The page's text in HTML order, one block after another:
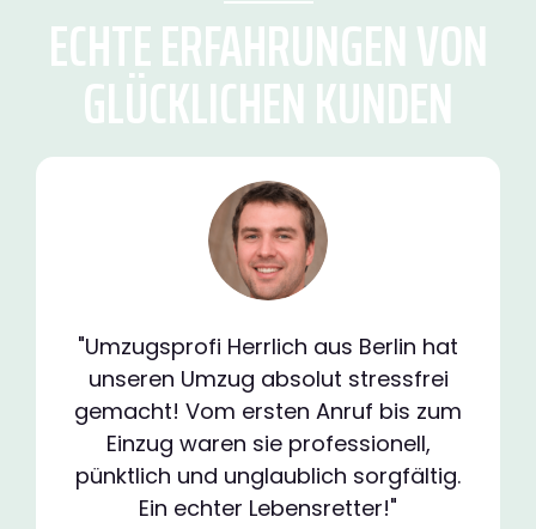
ECHTE ERFAHRUNGEN VON
GLÜCKLICHEN KUNDEN
"Umzugsprofi Herrlich aus Berlin hat
unseren Umzug absolut stressfrei
gemacht! Vom ersten Anruf bis zum
Einzug waren sie professionell,
pünktlich und unglaublich sorgfältig.
Ein echter Lebensretter!"